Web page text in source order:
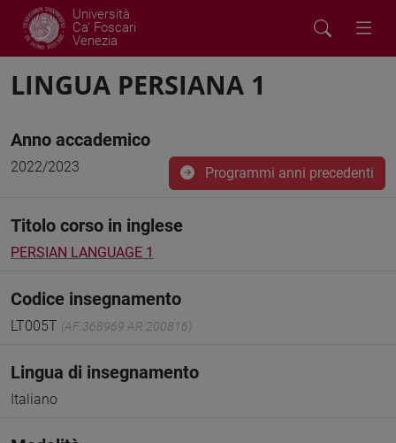
Università
Ca' Foscari
Venezia
LINGUA PERSIANA 1
Anno accademico
2022/2023 Programmi anni precedenti
Titolo corso in inglese
PERSIAN LANGUAGE 1
Codice insegnamento
LT005T (AF:368969 AR:200816)
Lingua di insegnamento
Italiano